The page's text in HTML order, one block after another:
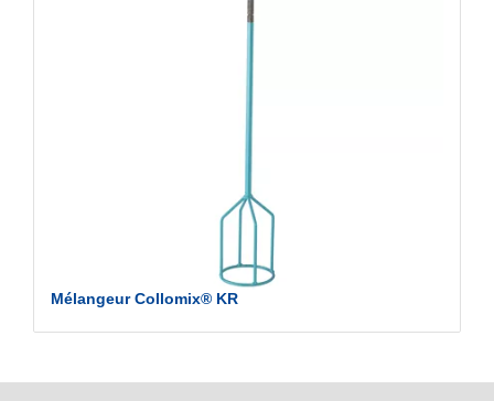
Mélangeur Collomix® KR